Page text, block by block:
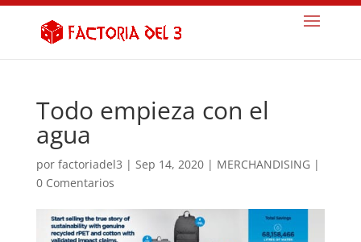
Todo empieza con el
agua
por factoriadel3 | Sep 14, 2020| MERCHANDISING |
0 Comentarios